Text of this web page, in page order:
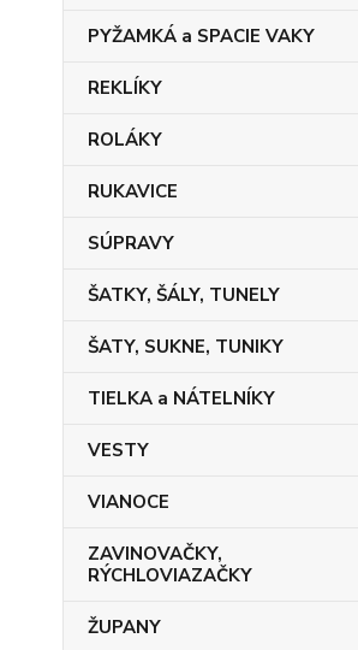
PYŽAMKÁ a SPACIE VAKY
REKLÍKY
ROLÁKY
RUKAVICE
SÚPRAVY
ŠATKY, ŠÁLY, TUNELY
ŠATY, SUKNE, TUNIKY
TIELKA a NÁTELNÍKY
VESTY
VIANOCE
ZAVINOVAČKY,
RÝCHLOVIAZAČKY
ŽUPANY